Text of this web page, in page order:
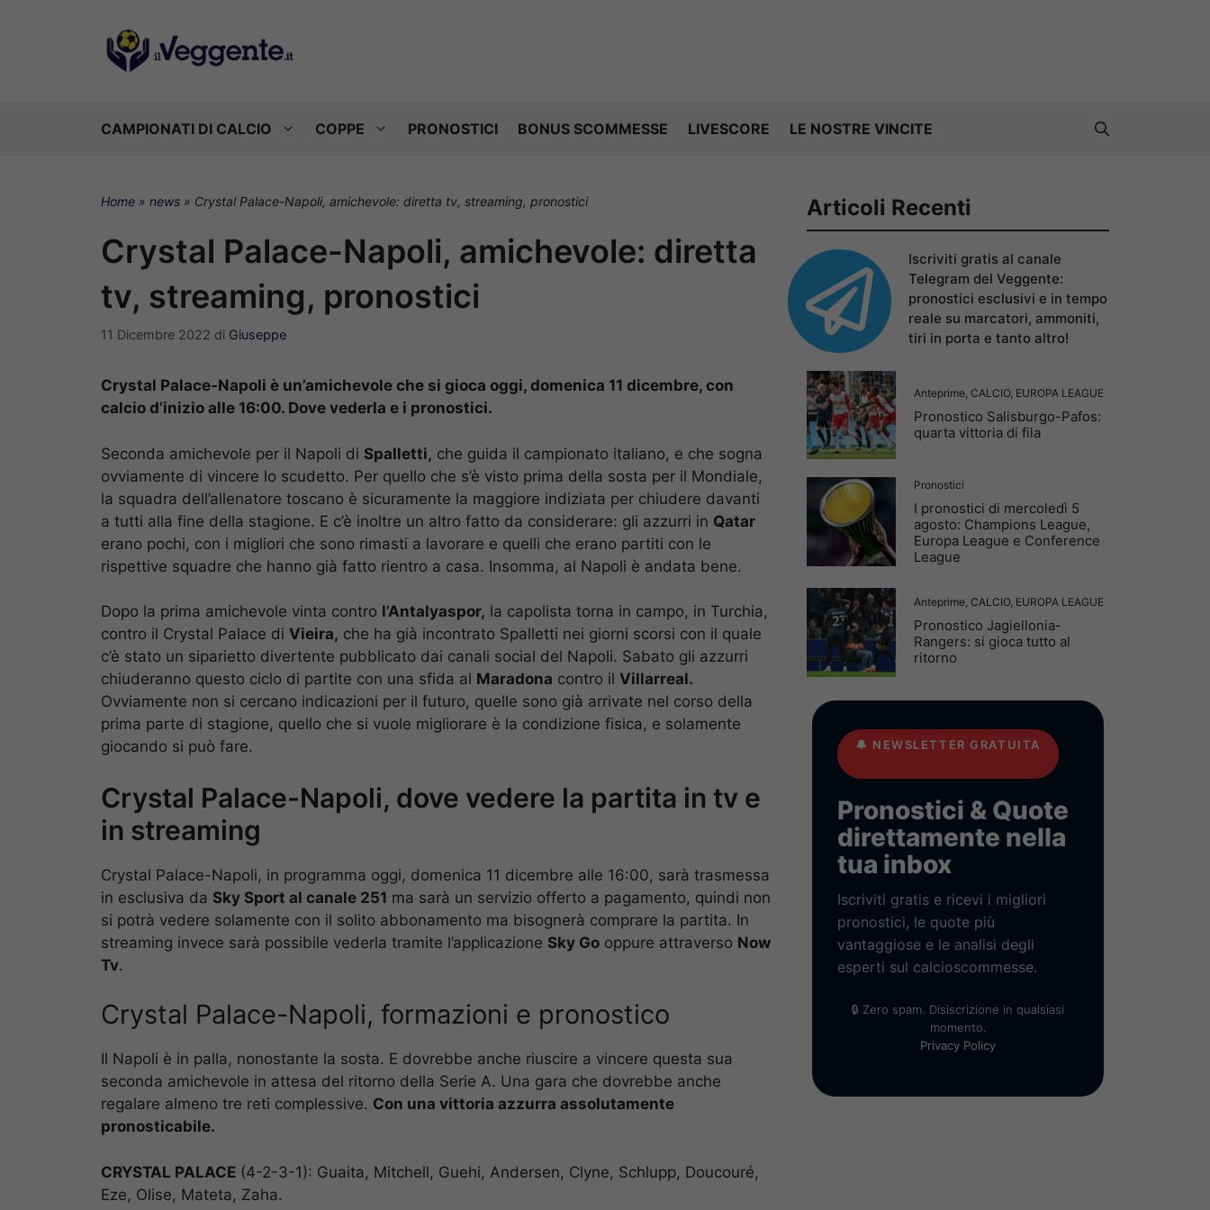
CAMPIONATI DI CALCIO COPPE PRONOSTICI BONUS SCOMMESSE LIVESCORE LE NOSTRE VINCITE
Home » news » Crystal Palace-Napoli, amichevole: diretta tv, streaming, pronostici
Crystal Palace-Napoli, amichevole: diretta
tv, streaming, pronostici
11 Dicembre 2022 di Giuseppe
Crystal Palace-Napoli è un’amichevole che si gioca oggi, domenica 11 dicembre, con
calcio d’inizio alle 16:00. Dove vederla e i pronostici.
Seconda amichevole per il Napoli di Spalletti, che guida il campionato italiano, e che sogna
ovviamente di vincere lo scudetto. Per quello che s’è visto prima della sosta per il Mondiale,
la squadra dell’allenatore toscano è sicuramente la maggiore indiziata per chiudere davanti
a tutti alla fine della stagione. E c’è inoltre un altro fatto da considerare: gli azzurri in Qatar
erano pochi, con i migliori che sono rimasti a lavorare e quelli che erano partiti con le
rispettive squadre che hanno già fatto rientro a casa. Insomma, al Napoli è andata bene.
Dopo la prima amichevole vinta contro l’Antalyaspor, la capolista torna in campo, in Turchia,
contro il Crystal Palace di Vieira, che ha già incontrato Spalletti nei giorni scorsi con il quale
c’è stato un siparietto divertente pubblicato dai canali social del Napoli. Sabato gli azzurri
chiuderanno questo ciclo di partite con una sfida al Maradona contro il Villarreal.
Ovviamente non si cercano indicazioni per il futuro, quelle sono già arrivate nel corso della
prima parte di stagione, quello che si vuole migliorare è la condizione fisica, e solamente
giocando si può fare.
Crystal Palace-Napoli, dove vedere la partita in tv e
in streaming
Crystal Palace-Napoli, in programma oggi, domenica 11 dicembre alle 16:00, sarà trasmessa
in esclusiva da Sky Sport al canale 251 ma sarà un servizio offerto a pagamento, quindi non
si potrà vedere solamente con il solito abbonamento ma bisognerà comprare la partita. In
streaming invece sarà possibile vederla tramite l’applicazione Sky Go oppure attraverso Now
Tv.
Crystal Palace-Napoli, formazioni e pronostico
Il Napoli è in palla, nonostante la sosta. E dovrebbe anche riuscire a vincere questa sua
seconda amichevole in attesa del ritorno della Serie A. Una gara che dovrebbe anche
regalare almeno tre reti complessive. Con una vittoria azzurra assolutamente
pronosticabile.
CRYSTAL PALACE (4-2-3-1): Guaita, Mitchell, Guehi, Andersen, Clyne, Schlupp, Doucouré,
Eze, Olise, Mateta, Zaha.
Articoli Recenti
Iscriviti gratis al canale
Telegram del Veggente:
pronostici esclusivi e in tempo
reale su marcatori, ammoniti,
tiri in porta e tanto altro!
Anteprime, CALCIO, EUROPA LEAGUE
Pronostico Salisburgo-Pafos:
quarta vittoria di fila
Pronostici
I pronostici di mercoledì 5
agosto: Champions League,
Europa League e Conference
League
Anteprime, CALCIO, EUROPA LEAGUE
Pronostico Jagiellonia-
Rangers: si gioca tutto al
ritorno
🔔 NEWSLETTER GRATUITA
Pronostici & Quote
direttamente nella
tua inbox
Iscriviti gratis e ricevi i migliori
pronostici, le quote più
vantaggiose e le analisi degli
esperti sul calcioscommesse.
🔒 Zero spam. Disiscrizione in qualsiasi
momento.
Privacy Policy